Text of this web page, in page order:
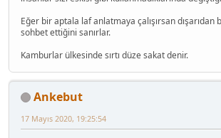
Eğer bir aptala laf anlatmaya çalışırsan dışarıdan
sohbet ettiğini sanırlar.
Kamburlar ülkesinde sırtı düze sakat denir.
Ankebut
17 Mayıs 2020, 19:25:54